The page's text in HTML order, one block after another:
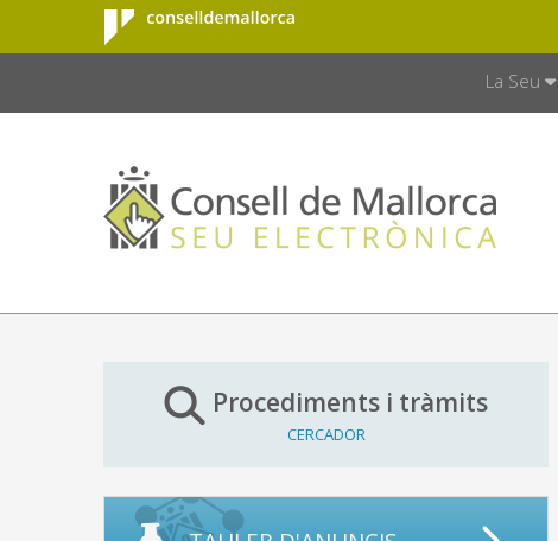
Salta al contingut principal
Consell de
Mallorca
La Seu
Procediments i tràmits
CERCADOR